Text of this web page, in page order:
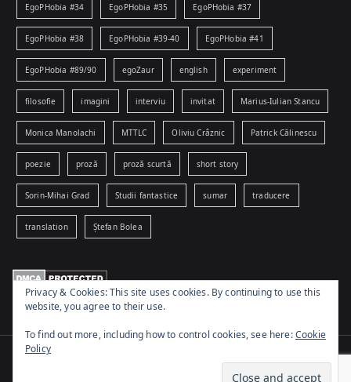
EgoPHobia #34 EgoPHobia #35 EgoPHobia #37
EgoPHobia #38 EgoPHobia #39-40 EgoPHobia #41
EgoPHobia #89/90 egoZaur english experiment
filosofie imagini interviu invitat Marius-Iulian Stancu
Monica Manolachi MTTLC Oliviu Crâznic Patrick Călinescu
poezie proză proză scurtă short story
Sorin-Mihai Grad Studii fantastice sumar traducere
translation Ștefan Bolea
. Powered byZakraand
Privacy & Cookies: This site uses cookies. By continuing to use this
website, you agree to their use.
To find out more, including how to control cookies, see here:Cookie
Policy